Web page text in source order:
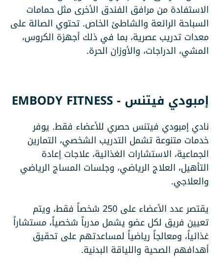
الاستفادة من مرافق الفندق الأخرى مثل حمامات
السباحة الرائعة والشاطئ الخاص. تحتوي الصالة على
معدات تدريب عصرية، بما في ذلك أجهزة الكروس،
المشي، الدراجات، والأوزان الحرة.
إمبودي فيتنس - EMBODY FITNESS
نادي إمبودي فيتنس حصري للأعضاء فقط. يوفر
خدمات متنوعة تشمل التدريب الشخصي، التمارين
الجماعية، الاستشارات الغذائية، علاجات إعادة
التأهيل، العلاج الرياضي، وجلسات المساج الرياضي
والعلاجي.
يقتصر عدد الأعضاء على 250 شخصاً فقط، ويتم
تعيين فريق لكل عضو يشمل مدرباً شخصياً، مستشاراً
غذائياً، ومعالجاً رياضياً لمساعدتهم على تحقيق
أهدافهم الصحية واللياقة البدنية.